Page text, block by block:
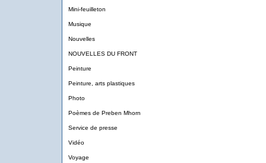
Mini-feuilleton
Musique
Nouvelles
NOUVELLES DU FRONT
Peinture
Peinture, arts plastiques
Photo
Poèmes de Preben Mhorn
Service de presse
Vidéo
Voyage